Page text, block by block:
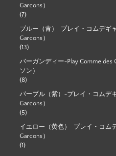
Garcons）
(7)
ブルー（青）-プレイ・コムデギ
Garcons）
(13)
バーガンディー-Play Comme
ソン）
(8)
パープル（紫）-プレイ・コムデ
Garcons）
(5)
イエロー（黄色）-プレイ・コム
Garcons）
(1)